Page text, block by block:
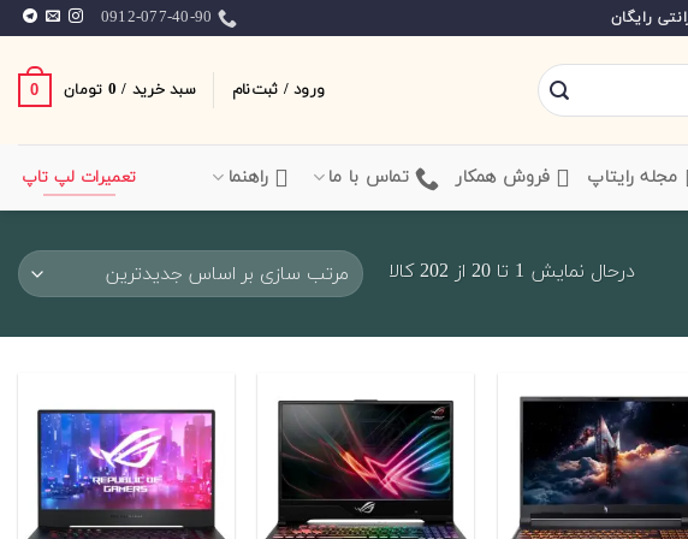
0912-077-40-90
ورود / ثبت‌نام سبد خرید / 0 تومان 0
‌ مجله رایتاپ فروش همکار تماس با ما راهنما تعمیرات لپ تاپ
درحال نمایش 1 تا 20 از 202 کالا
Sorted
latest